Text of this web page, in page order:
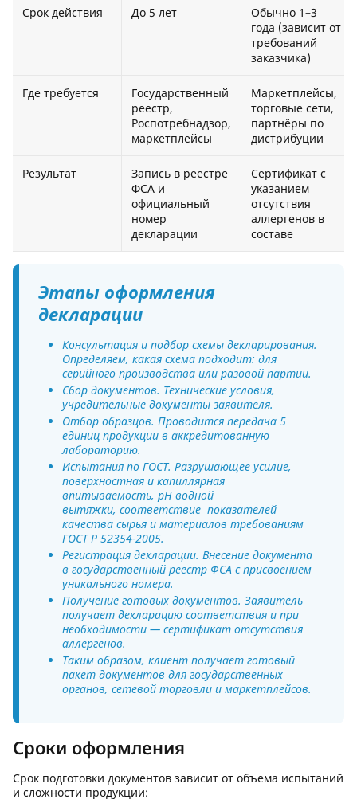
Срок действия До 5 лет
Обычно 1–3
года (зависит от
требований
заказчика)
Где требуется
Государственный
реестр,
Роспотребнадзор,
маркетплейсы
Маркетплейсы,
торговые сети,
партнёры по
дистрибуции
Результат
Запись в реестре
ФСА и
официальный
номер
декларации
Сертификат с
указанием
отсутствия
аллергенов в
составе
Этапы оформления
декларации
Консультация и подбор схемы декларирования.
Определяем, какая схема подходит: для
серийного производства или разовой партии.
Сбор документов. Технические условия,
учредительные документы заявителя.
Отбор образцов. Проводится передача 5
единиц продукции в аккредитованную
лабораторию.
Испытания по ГОСТ. Разрушающее усилие,
поверхностная и капиллярная
впитываемость, pH водной
вытяжки, соответствие показателей
качества сырья и материалов требованиям
ГОСТ Р 52354-2005.
Регистрация декларации. Внесение документа
в государственный реестр ФСА с присвоением
уникального номера.
Получение готовых документов. Заявитель
получает декларацию соответствия и при
необходимости — сертификат отсутствия
аллергенов.
Таким образом, клиент получает готовый
пакет документов для государственных
органов, сетевой торговли и маркетплейсов.
Сроки оформления
Срок подготовки документов зависит от объема испытаний
и сложности продукции: